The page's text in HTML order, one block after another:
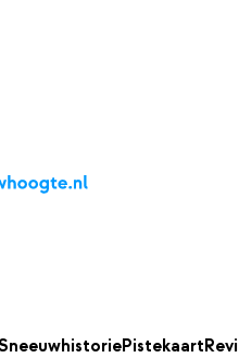
Kaarten
Pistekaart